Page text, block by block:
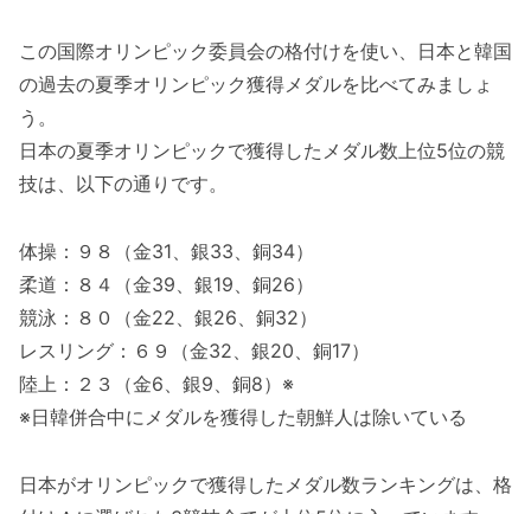
この国際オリンピック委員会の格付けを使い、日本と韓国
の過去の夏季オリンピック獲得メダルを比べてみましょ
う。
日本の夏季オリンピックで獲得したメダル数上位5位の競
技は、以下の通りです。
体操：９８（金31、銀33、銅34）
柔道：８４（金39、銀19、銅26）
競泳：８０（金22、銀26、銅32）
レスリング：６９（金32、銀20、銅17）
陸上：２３（金6、銀9、銅8）※
※日韓併合中にメダルを獲得した朝鮮人は除いている
日本がオリンピックで獲得したメダル数ランキングは、格